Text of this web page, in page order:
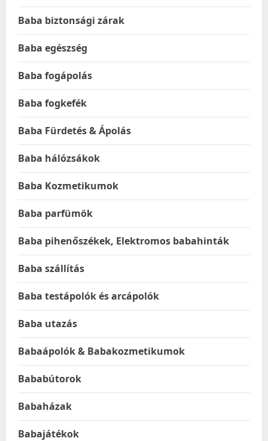
Baba biztonsági zárak
Baba egészség
Baba fogápolás
Baba fogkefék
Baba Fürdetés & Ápolás
Baba hálózsákok
Baba Kozmetikumok
Baba parfümök
Baba pihenőszékek, Elektromos babahinták
Baba szállítás
Baba testápolók és arcápolók
Baba utazás
Babaápolók & Babakozmetikumok
Bababútorok
Babaházak
Babajátékok